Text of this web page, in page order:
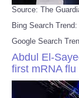
Source: The
Bing Search Trend:
Google Search
Abdul El-
first mRNA